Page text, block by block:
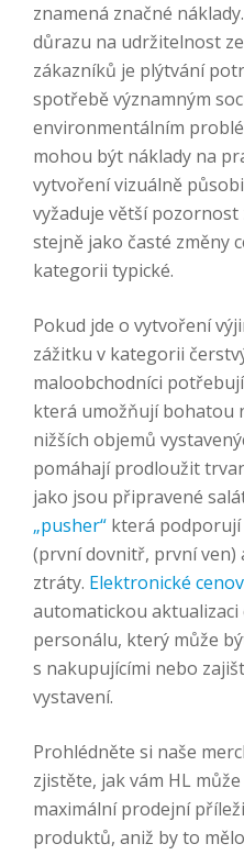
znamená značné
důrazu na udržitelnost
zákazníků je plýtvání
spotřebě významným
environmentálním
mohou být náklady na
vytvoření vizuálně
vyžaduje větší
stejně jako časté změny
kategorii typické.
Pokud jde o vytvoření
zážitku v kategorii
maloobchodníci potřebují
která umožňují bohatou
nižších objemů
pomáhají prodloužit
jako jsou připravené
„pusher“ která
(první dovnitř, první ven)
ztráty. Elektronické
automatickou aktualizaci
personálu, který může
s nakupujícími nebo
vystavení.
Prohlédněte si naše
zjistěte, jak vám HL
maximální prodejní
produktů, aniž by to